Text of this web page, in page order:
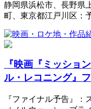
静岡県浜松市、長野県
町、東京都江戸川区：
『映画『ミッショ
ル・レコニング』
『ファイナル予告』：